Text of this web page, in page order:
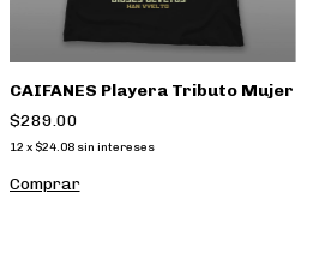
CAIFANES Playera Tributo Mujer
$289.00
12 x $24.08 sin intereses
Comprar